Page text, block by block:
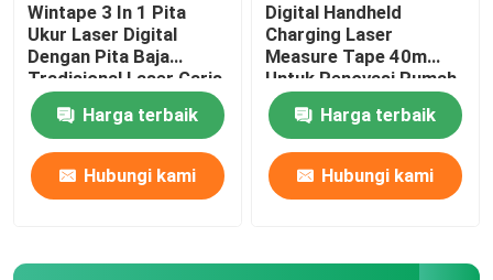
Wintape 3 In 1 Pita
Ukur Laser Digital
Dengan Pita Baja
Tradisional Laser Garis
Silang
Harga terbaik
Hubungi kami
Digital Handheld
Charging Laser
Measure Tape 40m
Untuk Renovasi Rumah
Dalam Ruangan
Harga terbaik
Hubungi kami